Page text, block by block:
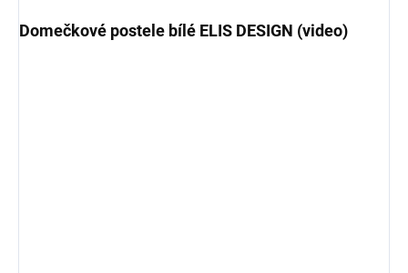
Domečkové postele bílé ELIS DESIGN (video)